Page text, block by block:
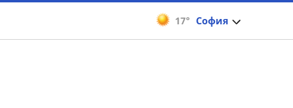
17° София